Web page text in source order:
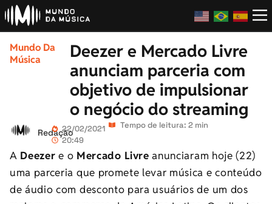
Mundo Da
Música
Deezer e Mercado Livre
anunciam parceria com
objetivo de impulsionar
o negócio do streaming
Redação22/02/2021
20:49
Tempo de leitura: 2 min
A Deezer e o Mercado Livre anunciaram hoje (22)
uma parceria que promete levar música e conteúdo
de áudio com desconto para usuários de um dos